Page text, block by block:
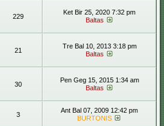
229
Ket Bir 25, 2020 7:32 pm
Baltas
21
Tre Bal 10, 2013 3:18 pm
Baltas
30
Pen Geg 15, 2015 1:34 am
Baltas
3
Ant Bal 07, 2009 12:42 pm
BURTONIS